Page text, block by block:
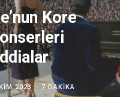
Kore
2023 7 DAKIKA